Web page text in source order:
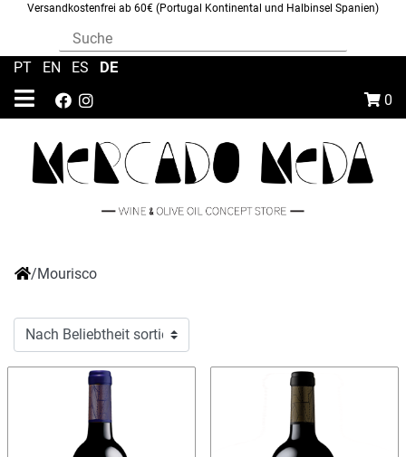
Versandkostenfrei ab 60€ (Portugal Kontinental und Halbinsel Spanien)
0
PT EN ES DE
/Mourisco